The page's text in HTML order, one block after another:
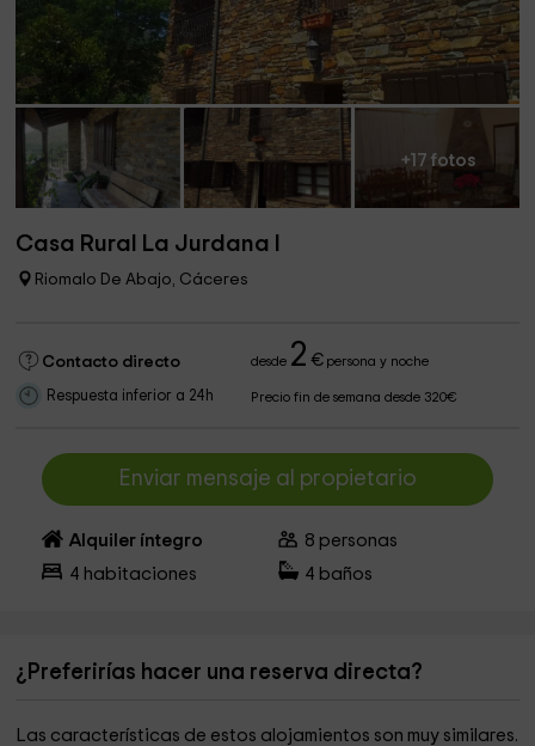
+17 fotos
Casa Rural La Jurdana I
Riomalo De Abajo, Cáceres
Contacto directo desde 2 €persona y noche
Respuesta inferior a 24h Precio fin de semana desde 320€
Enviar mensaje al propietario
Alquiler íntegro 8 personas
4 habitaciones 4 baños
¿Preferirías hacer una reserva directa?
Las características de estos alojamientos son muy similares.